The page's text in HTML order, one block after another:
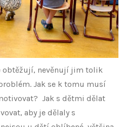
obtěžují, nevěnují jim tolik
Jak se k tomu musí
Jak s dětmi dělat
aby je dělaly s